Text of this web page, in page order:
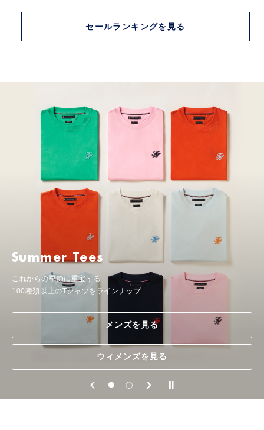
セールランキングを見る
Summer Tees
これからの季節に重宝する
100種類以上のTシャツをラインナップ
メンズを見る
ウィメンズを見る
The Polo Shop
デザインや素材が異なるポロシャツを
豊富にラインナップ
メンズを見る
ウィメンズを見る